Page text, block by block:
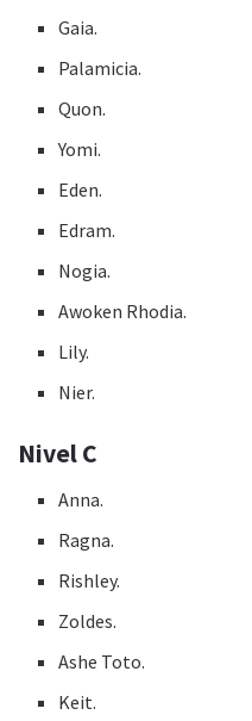
Gaia.
Palamicia.
Quon.
Yomi.
Eden.
Edram.
Nogia.
Awoken Rhodia.
Lily.
Nier.
Nivel C
Anna.
Ragna.
Rishley.
Zoldes.
Ashe Toto.
Keit.